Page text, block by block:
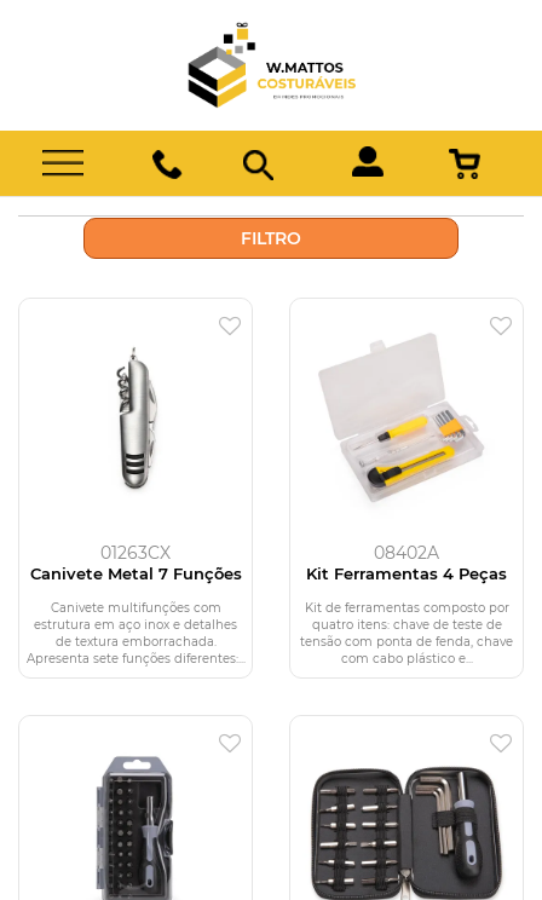
FILTRO
01263CX
Canivete Metal 7 Funções
Canivete multifunções com
estrutura em aço inox e detalhes
de textura emborrachada.
Apresenta sete funções diferentes:...
08402A
Kit Ferramentas 4 Peças
Kit de ferramentas composto por
quatro itens: chave de teste de
tensão com ponta de fenda, chave
com cabo plástico e...